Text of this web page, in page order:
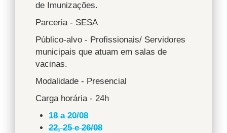
de Imunizações.
Parceria - SESA
Público-alvo - Profissionais/ Servidores
municipais que atuam em salas de
vacinas.
Modalidade - Presencial
Carga horária - 24h
18 a 20/08
22, 25 e 26/08